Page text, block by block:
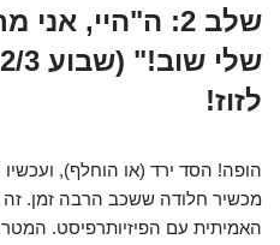
שלב 2: ה"היי,
לזוז!
הופה! הסד ירד (או הוחלף),
מכשיר חלודה ששכב הרבה זמן.
האמיתית עם הפיזיותרפיסט.